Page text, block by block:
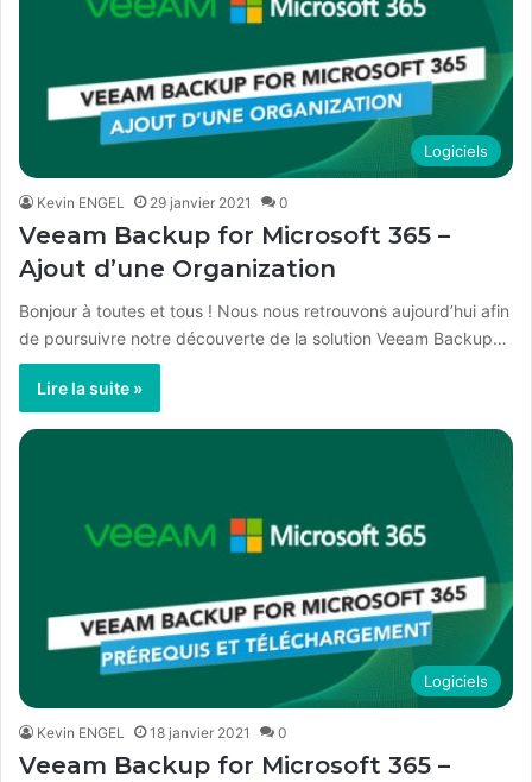
Logiciels
Kevin ENGEL 29 janvier 2021 0
Veeam Backup for Microsoft 365 –
Ajout d’une Organization
Bonjour à toutes et tous ! Nous nous retrouvons aujourd’hui afin
de poursuivre notre découverte de la solution Veeam Backup…
Lire la suite »
Logiciels
Kevin ENGEL 18 janvier 2021 0
Veeam Backup for Microsoft 365 –